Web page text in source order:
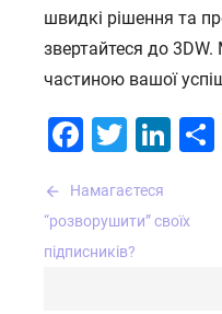
швидкі рішення та
звертайтеся до
частиною вашої
Facebook
Twitter
Навігація
записів
Намагаєтеся
“розворушити” своїх
підписників?